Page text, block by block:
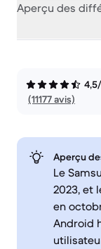
Aperçu des
(11177 avis)
Aperçu
Le
2023, et
en
Android